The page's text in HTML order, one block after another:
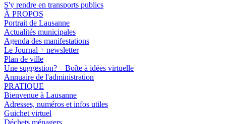
S'y rendre en transports publics
À PROPOS
Portrait de Lausanne
Actualités municipales
Agenda des manifestations
Le Journal + newsletter
Plan de ville
Une suggestion? – Boîte à idées virtuelle
Annuaire de l'administration
PRATIQUE
Bienvenue à Lausanne
Adresses, numéros et infos utiles
Guichet virtuel